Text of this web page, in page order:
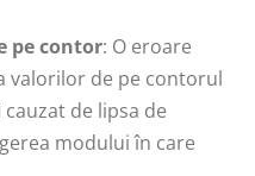
pe contor: O eroare
valorilor de pe contorul
de lipsa de
modului în care